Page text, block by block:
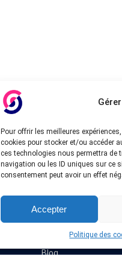
Pour offrir les meilleures
cookies pour stocker et/ou accéder
ces technologies nous permettra de
navigation ou les ID uniques sur ce
consentement peut avoir un effet
Accepter
Politique des
Liens utiles
Fournisseurs VPN
Astuces et Tutoriels
Offres & Coupons
Installation VPN
A propos de nous
Blog